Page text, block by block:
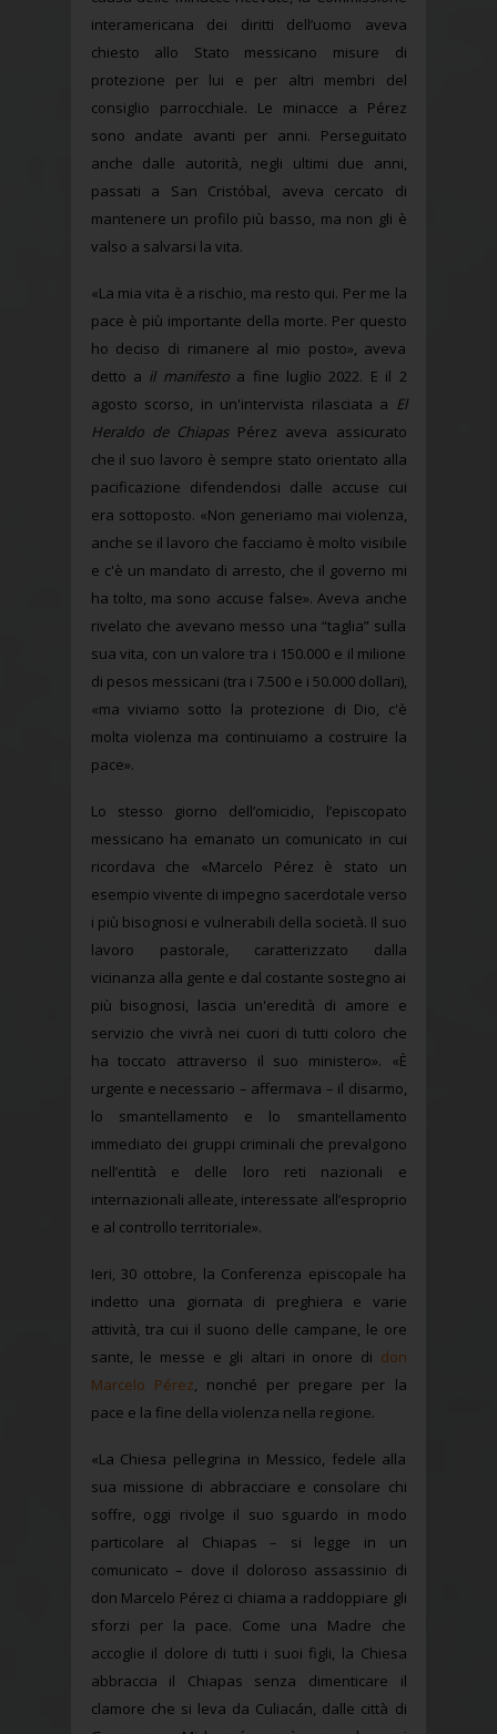
interamericana dei diritti dell’uomo aveva
chiesto allo Stato messicano misure di
protezione per lui e per altri membri del
consiglio parrocchiale. Le minacce a Pérez
sono andate avanti per anni. Perseguitato
anche dalle autorità, negli ultimi due anni,
passati a San Cristóbal, aveva cercato di
mantenere un profilo più basso, ma non gli è
valso a salvarsi la vita.
«La mia vita è a rischio, ma resto qui. Per me la
pace è più importante della morte. Per questo
ho deciso di rimanere al mio posto», aveva
detto a il manifesto a fine luglio 2022. E il 2
agosto scorso, in un'intervista rilasciata a El
Heraldo de Chiapas Pérez aveva assicurato
che il suo lavoro è sempre stato orientato alla
pacificazione difendendosi dalle accuse cui
era sottoposto. «Non generiamo mai violenza,
anche se il lavoro che facciamo è molto visibile
e c'è un mandato di arresto, che il governo mi
ha tolto, ma sono accuse false». Aveva anche
rivelato che avevano messo una “taglia” sulla
sua vita, con un valore tra i 150.000 e il milione
di pesos messicani (tra i 7.500 e i 50.000 dollari),
«ma viviamo sotto la protezione di Dio, c'è
molta violenza ma continuiamo a costruire la
pace».
Lo stesso giorno dell’omicidio, l’episcopato
messicano ha emanato un comunicato in cui
ricordava che «Marcelo Pérez è stato un
esempio vivente di impegno sacerdotale verso
i più bisognosi e vulnerabili della società. Il suo
lavoro pastorale, caratterizzato dalla
vicinanza alla gente e dal costante sostegno ai
più bisognosi, lascia un'eredità di amore e
servizio che vivrà nei cuori di tutti coloro che
ha toccato attraverso il suo ministero». «È
urgente e necessario – affermava – il disarmo,
lo smantellamento e lo smantellamento
immediato dei gruppi criminali che prevalgono
nell’entità e delle loro reti nazionali e
internazionali alleate, interessate all’esproprio
e al controllo territoriale».
Ieri, 30 ottobre, la Conferenza episcopale ha
indetto una giornata di preghiera e varie
attività, tra cui il suono delle campane, le ore
sante, le messe e gli altari in onore di don
Marcelo Pérez, nonché per pregare per la
pace e la fine della violenza nella regione.
«La Chiesa pellegrina in Messico, fedele alla
sua missione di abbracciare e consolare chi
soffre, oggi rivolge il suo sguardo in modo
particolare al Chiapas – si legge in un
comunicato – dove il doloroso assassinio di
don Marcelo Pérez ci chiama a raddoppiare gli
sforzi per la pace. Come una Madre che
accoglie il dolore di tutti i suoi figli, la Chiesa
abbraccia il Chiapas senza dimenticare il
clamore che si leva da Culiacán, dalle città di